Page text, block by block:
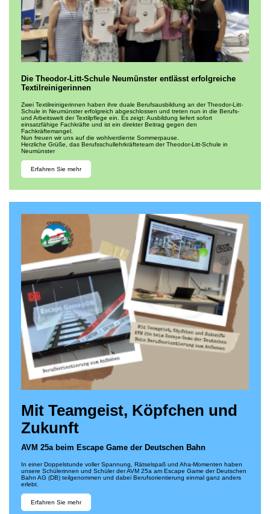
Die Theodor-Litt-Schule Neumünster entlässt erfolgreiche
Textilreinigerinnen
Zwei Textilreinigerinnen haben ihre duale Berufsausbildung an der Theodor-Litt-
Schule in Neumünster erfolgreich abgeschlossen und treten nun in die Berufs-
und Arbeitswelt der Textilpflege ein. Es zeigt: Ausbildung liefert sofort
einsatzfähige Fachkräfte und ist ein direkter Beitrag gegen den
Fachkräftemangel.
Nun freuen wir uns auf die wohlverdiente Sommerpause.
Herzliche Grüße, das Berufsschullehrkräfteteam der Theodor-Litt-Schule in
Neumünster
Erfahren Sie mehr
Mit Teamgeist, Köpfchen und
Zukunft
AVM 25a beim Escape Game der Deutschen Bahn
In einer Doppelstunde voller Spannung, Rätselspaß und Aha‑Momenten haben
unsere Schülerinnen und Schüler der AVM 25a am Escape Game der Deutschen
Bahn AG (DB) teilgenommen und dabei Berufsorientierung einmal ganz anders
erlebt.
Erfahren Sie mehr